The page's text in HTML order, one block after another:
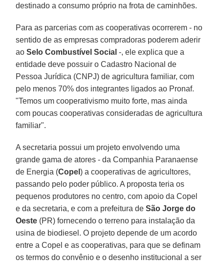
destinado a consumo próprio na frota de caminhões.
Para as parcerias com as cooperativas ocorrerem - no
sentido de as empresas compradoras poderem aderir
aoSelo Combustível Social -, ele explica que a
entidade deve possuir o Cadastro Nacional de
Pessoa Jurídica (CNPJ) de agricultura familiar, com
pelo menos 70% dos integrantes ligados ao Pronaf.
"Temos um cooperativismo muito forte, mas ainda
com poucas cooperativas consideradas de agricultura
familiar".
A secretaria possui um projeto envolvendo uma
grande gama de atores - da Companhia Paranaense
de Energia (Copel) a cooperativas de agricultores,
passando pelo poder público. A proposta teria os
pequenos produtores no centro, com apoio da Copel
e da secretaria, e com a prefeitura deSão Jorge do
Oeste (PR) fornecendo o terreno para instalação da
usina de biodiesel. O projeto depende de um acordo
entre a Copel e as cooperativas, para que se definam
os termos do convênio e o desenho institucional a ser